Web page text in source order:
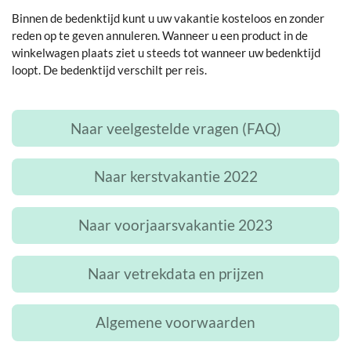
Binnen de bedenktijd kunt u uw vakantie kosteloos en zonder
reden op te geven annuleren. Wanneer u een product in de
winkelwagen plaats ziet u steeds tot wanneer uw bedenktijd
loopt. De bedenktijd verschilt per reis.
Naar veelgestelde vragen (FAQ)
Naar kerstvakantie 2022
Naar voorjaarsvakantie 2023
Naar vetrekdata en prijzen
Algemene voorwaarden